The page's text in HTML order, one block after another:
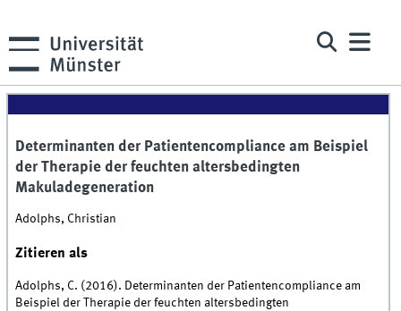
Determinanten der Patientencompliance am Beispiel
der Therapie der feuchten altersbedingten
Makuladegeneration
Adolphs, Christian
Zitieren als
Adolphs, C. (2016). Determinanten der Patientencompliance am
Beispiel der Therapie der feuchten altersbedingten